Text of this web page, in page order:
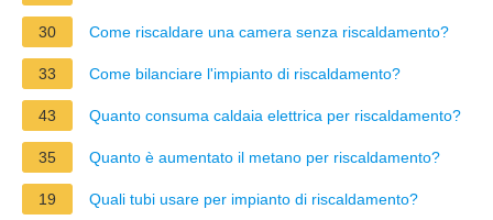
30 Come riscaldare una camera senza riscaldamento?
33 Come bilanciare l'impianto di riscaldamento?
43 Quanto consuma caldaia elettrica per riscaldamento?
35 Quanto è aumentato il metano per riscaldamento?
19 Quali tubi usare per impianto di riscaldamento?